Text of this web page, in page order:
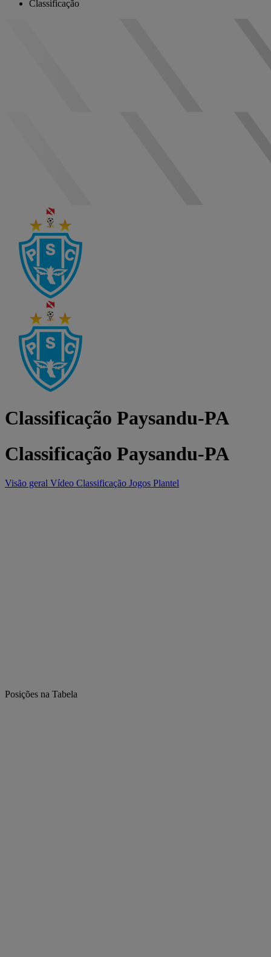
Classificação
Classificação Paysandu-PA
Classificação Paysandu-PA
Visão geral Vídeo Classificação Jogos Plantel
Posições na Tabela